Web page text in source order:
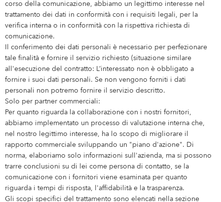
corso della comunicazione, abbiamo un legittimo interesse nel
trattamento dei dati in conformità con i requisiti legali, per la
verifica interna o in conformità con la rispettiva richiesta di
comunicazione.
Il conferimento dei dati personali è necessario per perfezionare
tale finalità e fornire il servizio richiesto (situazione similare
all'esecuzione del contratto: L’interessato non è obbligato a
fornire i suoi dati personali. Se non vengono forniti i dati
personali non potremo fornire il servizio descritto.
Solo per partner commerciali:
Per quanto riguarda la collaborazione con i nostri fornitori,
abbiamo implementato un processo di valutazione interna che,
nel nostro legittimo interesse, ha lo scopo di migliorare il
rapporto commerciale sviluppando un "piano d'azione". Di
norma, elaboriamo solo informazioni sull'azienda, ma si possono
trarre conclusioni su di lei come persona di contatto, se la
comunicazione con i fornitori viene esaminata per quanto
riguarda i tempi di risposta, l'affidabilità e la trasparenza.
Gli scopi specifici del trattamento sono elencati nella sezione